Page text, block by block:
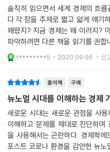
솔직히 읽으면서 세계 경제의 흐
다.각 장을 주제로 짧고 얇게 얘기
왜왔지? 지금 경제는 왜 이러지?
파악하려면 다른 책을 읽기를 권
는데 모르던 용어들을 여기서 다 설
용어도 잘 모르시면
t********5 2020.09.06. 신
종이책 구매
뉴노멀 시대를 이해하는 경제
새로운 시대는 새로운 관점을 사
이해하고 문제를 제대로 진단하며
을 사용해서는 곤란하다. 경제학
포스트 코로나 환경을 감안한 뉴